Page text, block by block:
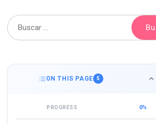
ON THIS PAGE 5
PROGRESS 0%